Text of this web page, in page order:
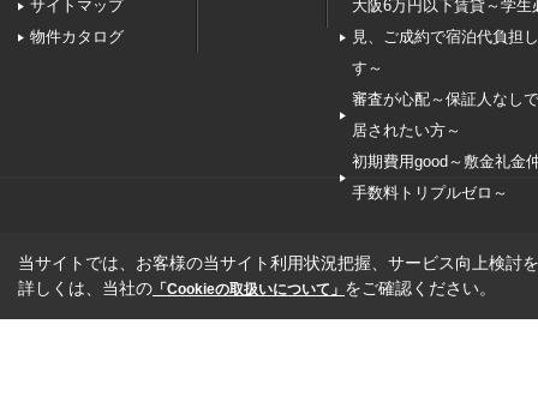
サイトマップ
物件カタログ
大阪6万円以下賃貸～学生
見、ご成約で宿泊代負担
す～
審査が心配～保証人なし
居されたい方～
初期費用good～敷金礼金
手数料トリプルゼロ～
当サイトでは、お客様の当サイト利用状況把握、サービス向上検討
詳しくは、当社の 「Cookieの取扱いについて」 をご確認ください。